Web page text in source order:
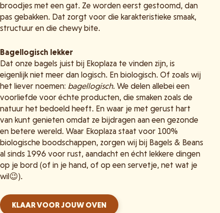
broodjes met een gat. Ze worden eerst gestoomd, dan
pas gebakken. Dat zorgt voor die karakteristieke smaak,
structuur en die chewy bite.
Bagellogisch lekker
Dat onze bagels juist bij Ekoplaza te vinden zijn, is
eigenlijk niet meer dan logisch. En biologisch. Of zoals wij
het liever noemen: bagellogisch. We delen allebei een
voorliefde voor échte producten, die smaken zoals de
natuur het bedoeld heeft. En waar je met gerust hart
van kunt genieten omdat ze bijdragen aan een gezonde
en betere wereld. Waar Ekoplaza staat voor 100%
biologische boodschappen, zorgen wij bij Bagels & Beans
al sinds 1996 voor rust, aandacht en écht lekkere dingen
op je bord (of in je hand, of op een servetje, net wat je
wil😉).
KLAAR VOOR JOUW OVEN